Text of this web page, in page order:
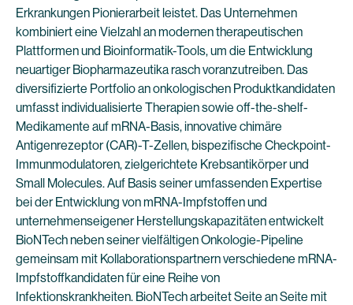
Erkrankungen Pionierarbeit leistet. Das Unternehmen
kombiniert eine Vielzahl an modernen therapeutischen
Plattformen und Bioinformatik-Tools, um die Entwicklung
neuartiger Biopharmazeutika rasch voranzutreiben. Das
diversifizierte Portfolio an onkologischen Produktkandidaten
umfasst individualisierte Therapien sowie off-the-shelf-
Medikamente auf mRNA-Basis, innovative chimäre
Antigenrezeptor (CAR)-T-Zellen, bispezifische Checkpoint-
Immunmodulatoren, zielgerichtete Krebsantikörper und
Small Molecules. Auf Basis seiner umfassenden Expertise
bei der Entwicklung von mRNA-Impfstoffen und
unternehmenseigener Herstellungskapazitäten entwickelt
BioNTech neben seiner vielfältigen Onkologie-Pipeline
gemeinsam mit Kollaborationspartnern verschiedene mRNA-
Impfstoffkandidaten für eine Reihe von
Infektionskrankheiten. BioNTech arbeitet Seite an Seite mit